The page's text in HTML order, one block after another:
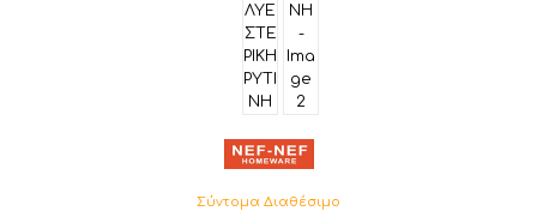
Σύντομα Διαθέσιμο